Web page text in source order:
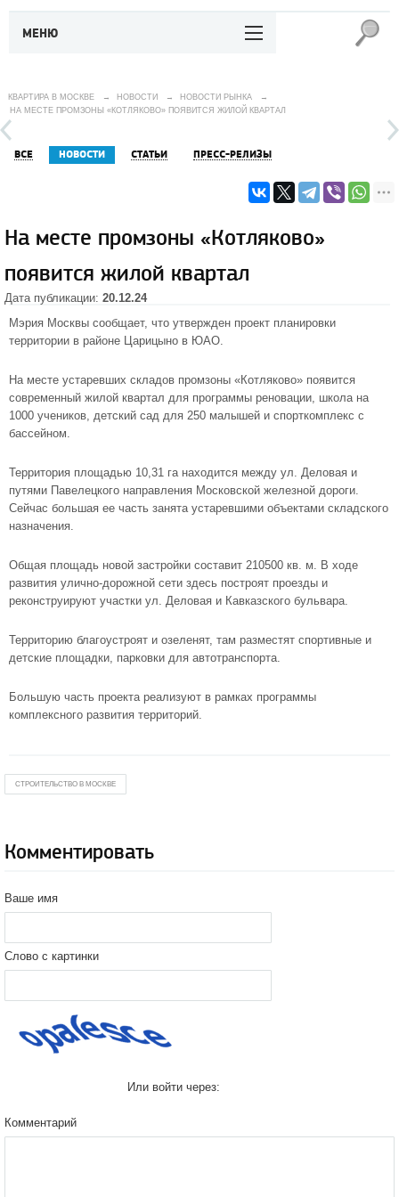
МЕНЮ
КВАРТИРА В МОСКВЕ → НОВОСТИ → НОВОСТИ РЫНКА
→
НА МЕСТЕ ПРОМЗОНЫ «КОТЛЯКОВО» ПОЯВИТСЯ ЖИЛОЙ КВАРТАЛ
ВСЕ НОВОСТИ СТАТЬИ ПРЕСС-РЕЛИЗЫ
На месте промзоны «Котляково»
появится жилой квартал
Дата публикации: 20.12.24
Мэрия Москвы сообщает, что утвержден проект планировки
территории в районе Царицыно в ЮАО.
На месте устаревших складов промзоны «Котляково» появится
современный жилой квартал для программы реновации, школа на
1000 учеников, детский сад для 250 малышей и спорткомплекс с
бассейном.
Территория площадью 10,31 га находится между ул. Деловая и
путями Павелецкого направления Московской железной дороги.
Сейчас большая ее часть занята устаревшими объектами складского
назначения.
Общая площадь новой застройки составит 210500 кв. м. В ходе
развития улично-дорожной сети здесь построят проезды и
реконструируют участки ул. Деловая и Кавказского бульвара.
Территорию благоустроят и озеленят, там разместят спортивные и
детские площадки, парковки для автотранспорта.
Большую часть проекта реализуют в рамках программы
комплексного развития территорий.
СТРОИТЕЛЬСТВО В МОСКВЕ
Комментировать
Ваше имя
Слово с картинки
Или войти через:
Комментарий